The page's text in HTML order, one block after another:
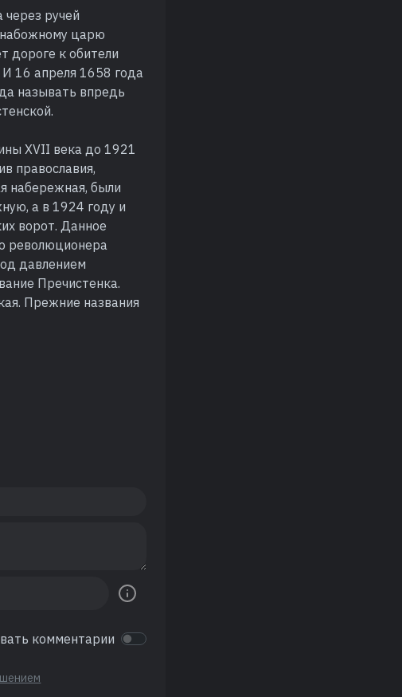
ручей
набожному царю
дороге к обители
16 апреля 1658 года
называть впредь
XVII века до 1921
православия,
набережная, были
а в 1924 году и
ворот. Данное
революционера
давлением
Пречистенка.
Прежние названия
комментарии